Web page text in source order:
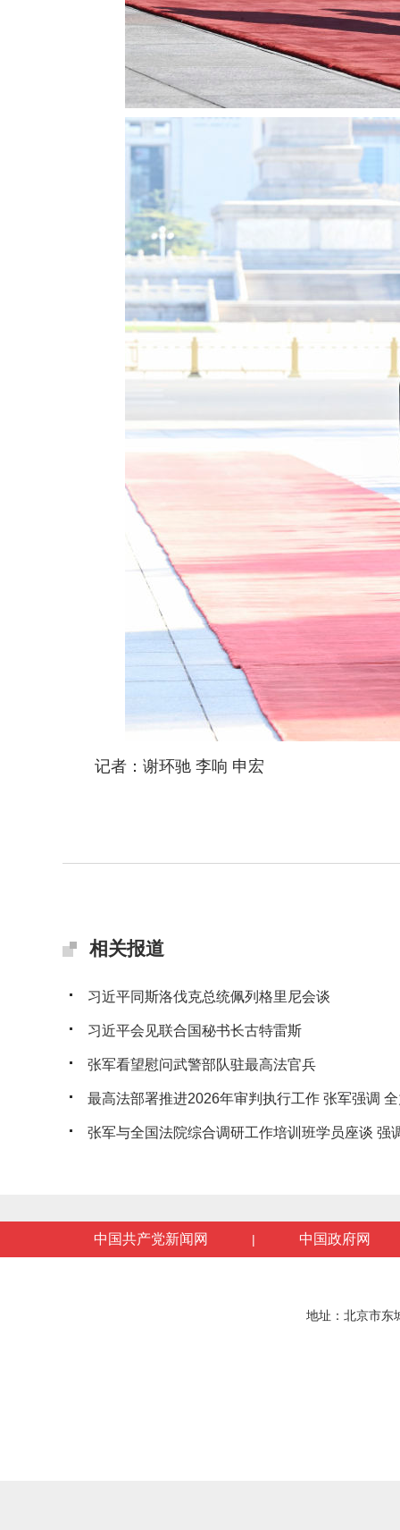
记者：谢环驰 李响 申宏
相关报道
习近平同斯洛伐克总统佩列格里尼会谈
习近平会见联合国秘书长古特雷斯
张军看望慰问武警部队驻最高法官兵
最高法部署推进2026年审判执行工作 张军强调
张军与全国法院综合调研工作培训班学员座谈 强
中国共产党新闻网 | 中国政府网
地址：北京市东